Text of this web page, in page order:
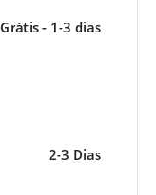
Grátis - 1-3 dias
2-3 Dias